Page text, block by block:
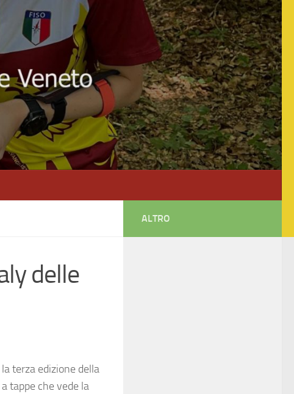
delle
terza edizione della
tappe che vede la
ALTRO